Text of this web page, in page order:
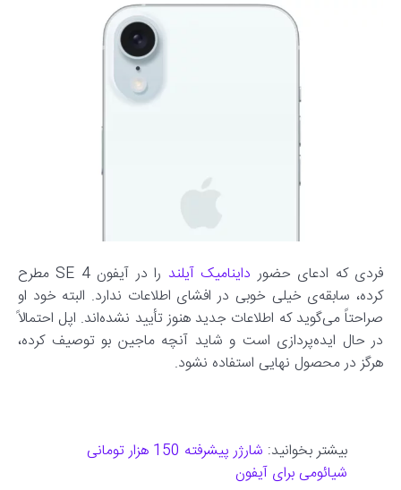
فردی که ادعای حضور داینامیک آیلند
را در آیفون SE 4 مطرح
کرده، سابقه‌ی خیلی خوبی در افشای اطلاعات ندارد. البته خود او
صراحتاً می‌گوید که اطلاعات جدید هنوز تأیید نشده‌اند. اپل احتمالاً
در حال ایده‌پردازی است و شاید آنچه ماجین بو توصیف کرده،
هرگز در محصول نهایی استفاده نشود.
بیشتر بخوانید:
شارژر پیشرفته 150 هزار تومانی
شیائومی برای آیفون